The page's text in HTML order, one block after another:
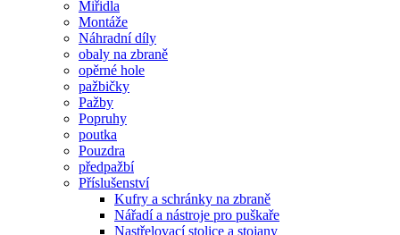
Miřidla
Montáže
Náhradní díly
obaly na zbraně
opěrné hole
pažbičky
Pažby
Popruhy
poutka
Pouzdra
předpažbí
Příslušenství
Kufry a schránky na zbraně
Nářadí a nástroje pro puškaře
Nastřelovací stolice a stojany